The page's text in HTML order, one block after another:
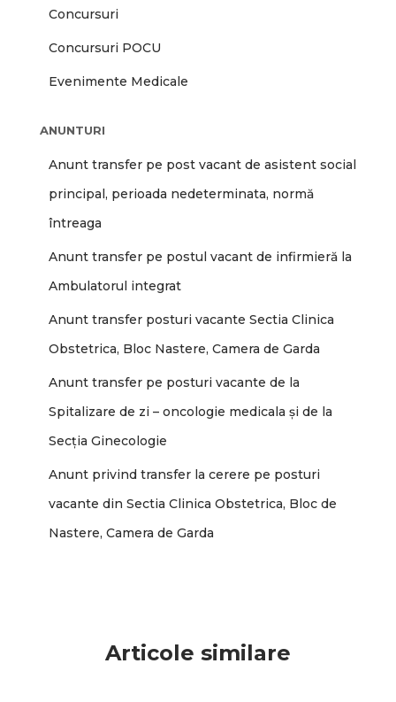
Concursuri
Concursuri POCU
Evenimente Medicale
ANUNTURI
Anunt transfer pe post vacant de asistent social
principal, perioada nedeterminata, normă
întreaga
Anunt transfer pe postul vacant de infirmieră la
Ambulatorul integrat
Anunt transfer posturi vacante Sectia Clinica
Obstetrica, Bloc Nastere, Camera de Garda
Anunt transfer pe posturi vacante de la
Spitalizare de zi – oncologie medicala și de la
Secția Ginecologie
Anunt privind transfer la cerere pe posturi
vacante din Sectia Clinica Obstetrica, Bloc de
Nastere, Camera de Garda
Articole similare